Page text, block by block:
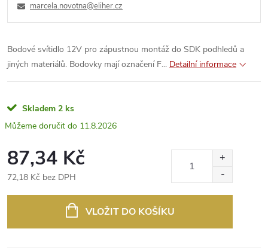
marcela.novotna@eliher.cz
Bodové svítidlo 12V pro zápustnou montáž do SDK podhledů a
jiných materiálů. Bodovky mají označení F... Detailní informace
Skladem 2 ks
11.8.2026
87,34 Kč
72,18 Kč bez DPH
VLOŽIT DO KOŠÍKU